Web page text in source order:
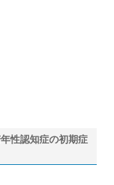
性認知症の初期症